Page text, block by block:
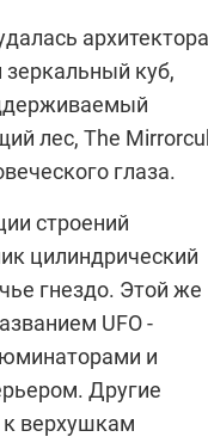
куб,
лес, The
глаза.
строений
цилиндрический
гнездо. Этой же
UFO -
и
Другие
верхушкам